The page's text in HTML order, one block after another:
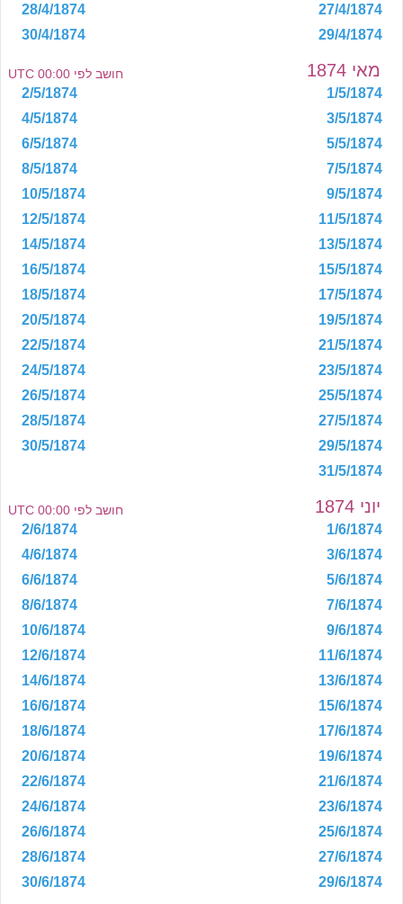
27/4/1874
28/4/1874
29/4/1874
30/4/1874
מאי 1874 חושב לפי 00:00 UTC
1/5/1874
2/5/1874
3/5/1874
4/5/1874
5/5/1874
6/5/1874
7/5/1874
8/5/1874
9/5/1874
10/5/1874
11/5/1874
12/5/1874
13/5/1874
14/5/1874
15/5/1874
16/5/1874
17/5/1874
18/5/1874
19/5/1874
20/5/1874
21/5/1874
22/5/1874
23/5/1874
24/5/1874
25/5/1874
26/5/1874
27/5/1874
28/5/1874
29/5/1874
30/5/1874
31/5/1874
יוני 1874 חושב לפי 00:00 UTC
1/6/1874
2/6/1874
3/6/1874
4/6/1874
5/6/1874
6/6/1874
7/6/1874
8/6/1874
9/6/1874
10/6/1874
11/6/1874
12/6/1874
13/6/1874
14/6/1874
15/6/1874
16/6/1874
17/6/1874
18/6/1874
19/6/1874
20/6/1874
21/6/1874
22/6/1874
23/6/1874
24/6/1874
25/6/1874
26/6/1874
27/6/1874
28/6/1874
29/6/1874
30/6/1874